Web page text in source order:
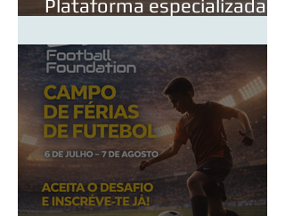
Plataforma especializada